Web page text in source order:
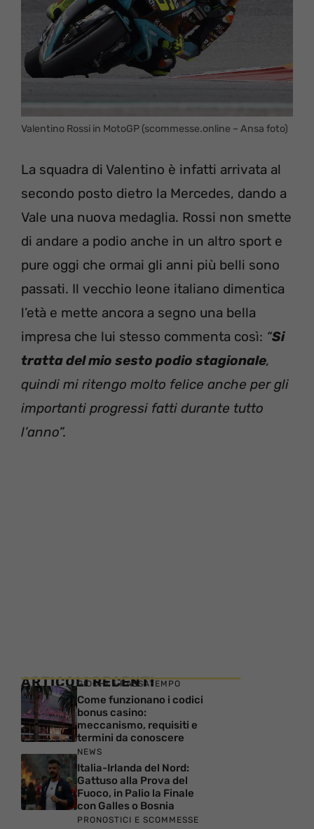
Valentino Rossi in MotoGP (scommesse.online – Ansa foto)
La squadra di Valentino è infatti arrivata al
secondo posto dietro la Mercedes, dando a
Vale una nuova medaglia. Rossi non smette
di andare a podio anche in un altro sport e
pure oggi che ormai gli anni più belli sono
passati. Il vecchio leone italiano dimentica
l’età e mette ancora a segno una bella
impresa che lui stesso commenta così: “Si
tratta del mio sesto podio stagionale,
quindi mi ritengo molto felice anche per gli
importanti progressi fatti durante tutto
l’anno”.
ARTICOLI RECENTI
GIOCHI E PASSATEMPO
Come funzionano i codici
bonus casino:
meccanismo, requisiti e
termini da conoscere
NEWS
Italia-Irlanda del Nord:
Gattuso alla Prova del
Fuoco, in Palio la Finale
con Galles o Bosnia
PRONOSTICI E SCOMMESSE